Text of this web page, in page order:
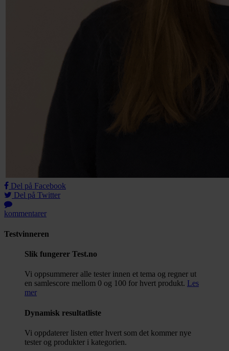
Del på Facebook
Del på Twitter
kommentarer
Testvinneren
Slik fungerer Test.no
Vi oppsummerer alle tester innen et tema og regner ut
en samlescore mellom 0 og 100 for hvert produkt. Les
mer
Dynamisk resultatliste
Vi oppdaterer listen etter hvert som det kommer nye
tester og produkter i kategorien.